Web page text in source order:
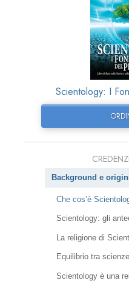
Scientology: I
Background e
Che cos’è
Scientology: gli
La religione di
Equilibrio tra
Scientology è una